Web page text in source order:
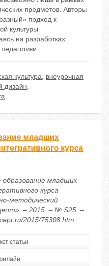
предметов. Авторы
подход к
культуры
на разработках
культура, внеурочная
дизайн,
младших
курса
образование младших
курса
методический
– 2015. – № S25. –
2015/75308.htm
статьи